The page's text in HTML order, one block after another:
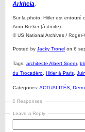
Arkheia.
Sur la photo, Hitler est entouré
Arno Breker (à droite).
© US National Archives / Roger-
Posted by Jacky Tronel on 6
Tags: architecte Albert Speer,
du Trocadéro Hitler à Paris
Categories: ACTUALITÉS
0 Responses
Leave a Reply